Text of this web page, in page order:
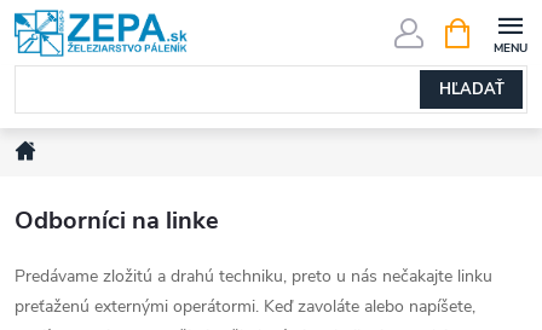
Prejsť
na
obsah
HĽADAŤ
KOŠÍK
Odborníci na linke
Predávame zložitú a drahú techniku, preto u nás nečakajte linku
preťaženú externými operátormi. Keď zavoláte alebo napíšete,